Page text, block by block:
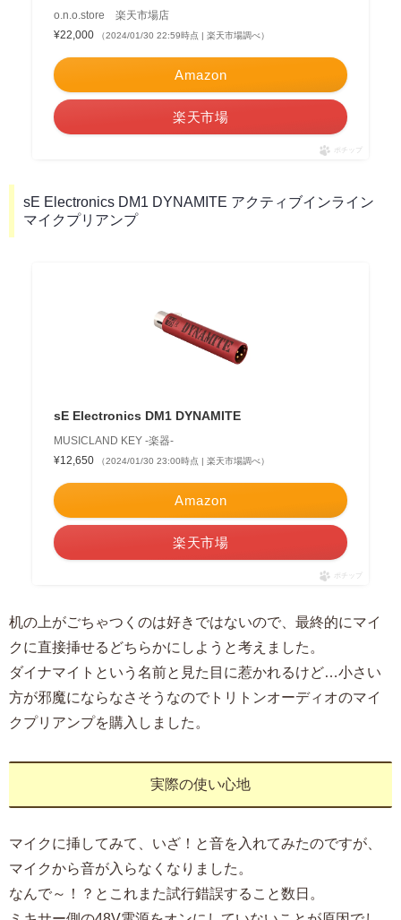
o.n.o.store 楽天市場店
¥22,000
（2024/01/30 22:59時点 | 楽天市場調べ）
Amazon
楽天市場
ポチップ
sE Electronics DM1 DYNAMITE アクティブインライン
マイクプリアンプ
sE Electronics DM1 DYNAMITE
MUSICLAND KEY -楽器-
¥12,650
（2024/01/30 23:00時点 | 楽天市場調べ）
Amazon
楽天市場
ポチップ
机の上がごちゃつくのは好きではないので、最終的にマイ
クに直接挿せるどちらかにしようと考えました。
ダイナマイトという名前と見た目に惹かれるけど…小さい
方が邪魔にならなさそうなのでトリトンオーディオのマイ
クプリアンプを購入しました。
実際の使い心地
マイクに挿してみて、いざ！と音を入れてみたのですが、
マイクから音が入らなくなりました。
なんで～！？とこれまた試行錯誤すること数日。